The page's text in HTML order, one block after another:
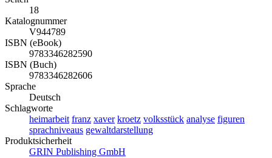
18
Katalognummer
V944789
ISBN (eBook)
9783346282590
ISBN (Buch)
9783346282606
Sprache
Deutsch
Schlagworte
heimarbeit franz xaver kroetz volksstück analyse figuren
sprachniveaus gewaltdarstellung
Produktsicherheit
GRIN Publishing GmbH